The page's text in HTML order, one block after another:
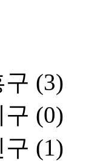
(3)
(0)
(1)